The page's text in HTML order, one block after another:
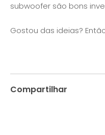
subwoofer são bons
Gostou das ideias?
Compartilhar